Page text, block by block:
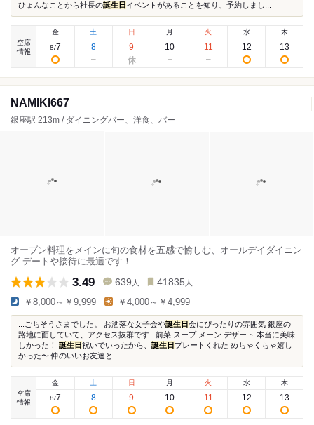
ひょんなことから社長の誕生日 イベントがあることを知り、予約しまし...
空席
情報
金
8/7
土
8
日
9
月
10
火
11
水
12
木
13
NAMIKI667
銀座駅 213m / ダイニングバー、洋食、バー
オーブン料理をメインに旬の食材を五感で愉しむ、オールデイダイニン
グ デートや接待に最適です！
3.49 639 人 41835 人
￥8,000～￥9,999 ￥4,000～￥4,999
...ごちそうさまでした。 お洒落な女子会や誕生日会にぴったりの雰囲気 銀座の
路地に面していて、アクセス抜群です...前菜 スープ メーン デザート 本当に美味
しかった！ 誕生日祝いでいったから、 誕生日 プレートくれた めちゃくちゃ嬉し
かった〜 仲のいいお友達と...
空席
情報
金
8/7
土
8
日
9
月
10
火
11
水
12
木
13